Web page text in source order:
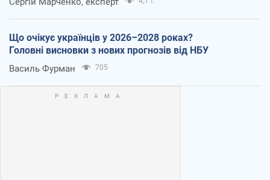
Що очікує українців у 2026–2028 роках?
Головні висновки з нових прогнозів від НБУ
Василь Фурман 705